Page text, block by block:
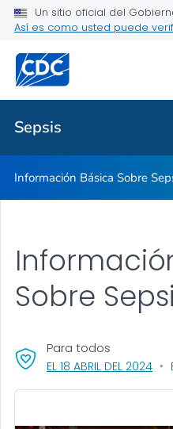
Un sitio oficial del
Así es como usted puede
Sepsis
Información Básica Sobre
Hoja informativa, folleto e
VER TODO
Sepsis
Información Básica Sobre
EL 18 ABRIL DEL 2024,
Para todos
Sobre